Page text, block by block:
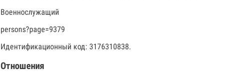
Военнослужащий
persons?page=9379
Идентификационный код: 3176310838.
Отношения